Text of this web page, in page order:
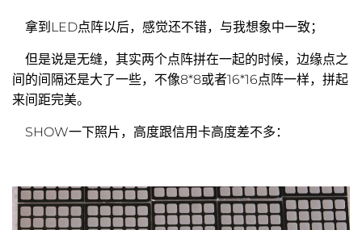
拿到LED点阵以后，感觉还不错，与我想象中一致；
但是说是无缝，其实两个点阵拼在一起的时候，边缘点之
间的间隔还是大了一些，不像8*8或者16*16点阵一样，拼起
来间距完美。
SHOW一下照片，高度跟信用卡高度差不多：